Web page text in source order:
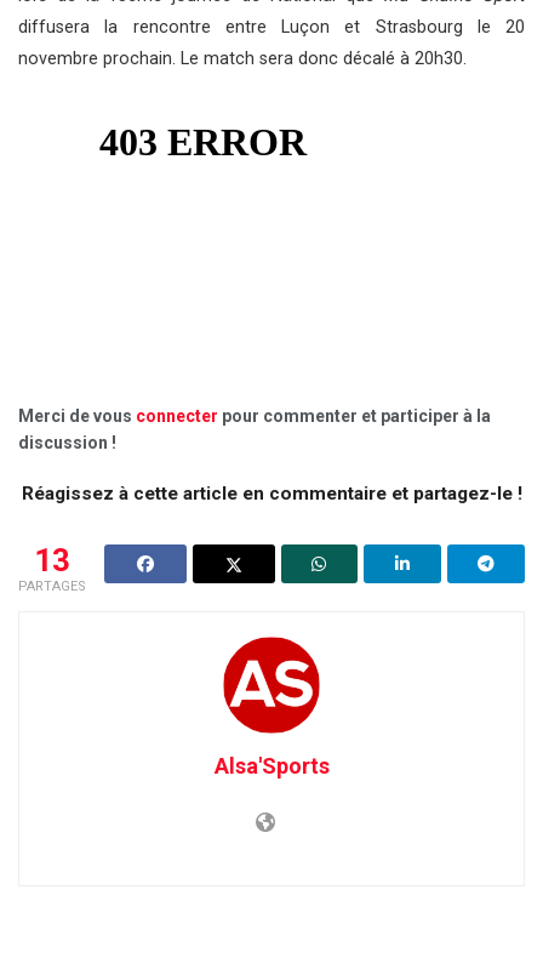
diffusera la rencontre entre Luçon et Strasbourg le 20
novembre prochain. Le match sera donc décalé à 20h30.
Merci de vous connecter pour commenter et participer à la
discussion !
Réagissez à cette article en commentaire et partagez-le !
13
PARTAGES
Alsa'Sports